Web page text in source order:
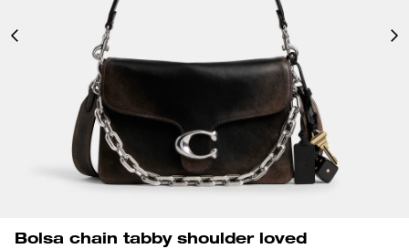
Bolsa chain tabby shoulder loved